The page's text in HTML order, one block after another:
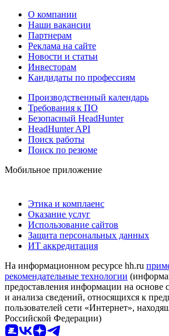
О компании
Наши вакансии
Партнерам
Реклама на сайте
Новости и статьи
Инвесторам
Кандидаты по профессиям
Производственный календарь
Требования к ПО
Безопасный HeadHunter
HeadHunter API
Поиск работы
Поиск по резюме
Мобильное приложение
Этика и комплаенс
Оказание услуг
Использование сайтов
Защита персональных данных
ИТ аккредитация
На информационном ресурсе hh.ru
рекомендательные технологии
предоставления информации на основе
и анализа сведений, относящихся к
пользователей сети «Интернет»,
Российской Федерации)